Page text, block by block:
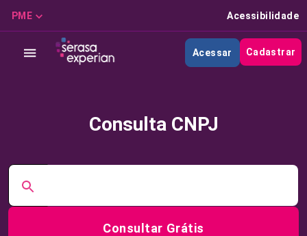
PME Acessibilidade
Acessar Cadastrar
Consulta CNPJ
Consultar Grátis